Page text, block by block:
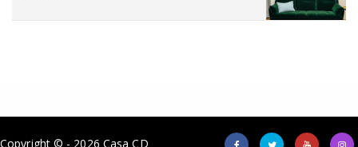
Copyright © - 2026 Casa CD